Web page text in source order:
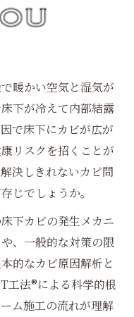
暖かい空気と湿気が
下が冷えて内部結露
で床下にカビが広が
リスクを招くことが
決しきれないカビ問
じでしょうか。
下カビの発生メカニ
、一般的な対策の限
的なカビ原因解析と
工法®による科学的根
ム施工の流れが理解